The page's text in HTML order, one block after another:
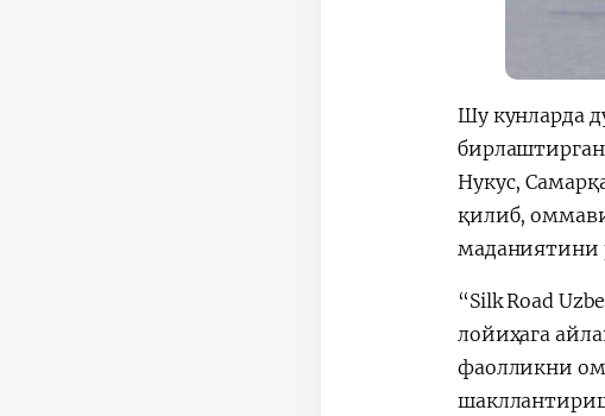
Шу кунларда
бирлаштирган
Нукус,
қилиб,
маданиятини
“Silk Road
лойиҳага
фаолликни